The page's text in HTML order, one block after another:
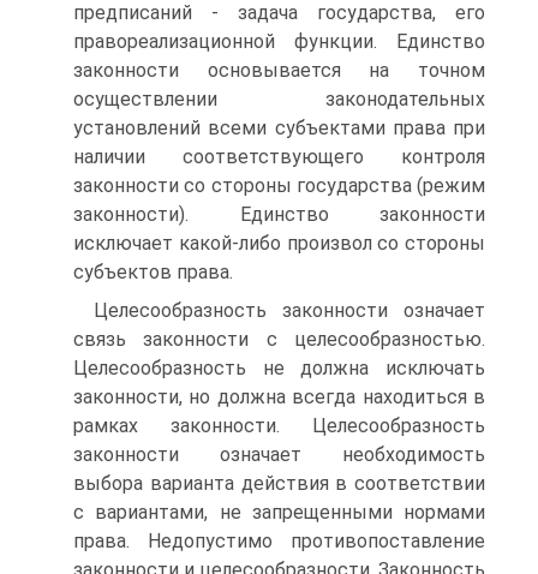
предписаний - задача государства, его
правореализационной функции. Единство
законности основывается на точном
осуществлении законодательных
установлений всеми субъектами права при
наличии соответствующего контроля
законности со стороны государства (режим
законности). Единство законности
исключает какой-либо произвол со стороны
субъектов права.
Целесообразность законности означает
связь законности с целесообразностью.
Целесообразность не должна исключать
законности, но должна всегда находиться в
рамках законности. Целесообразность
законности означает необходимость
выбора варианта действия в соответствии
с вариантами, не запрещенными нормами
права. Недопустимо противопоставление